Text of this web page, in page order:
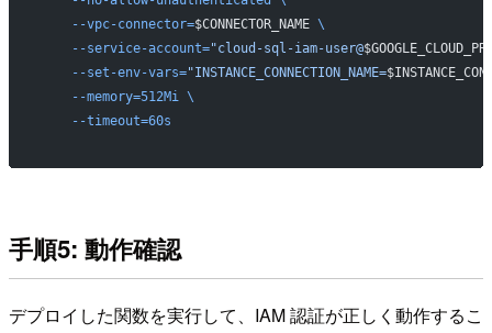
    --vpc-connector=
$CONNECTOR_NAME \
    --service-account=
"cloud-sql-iam-user@
    --set-env-vars=
"INSTANCE_CONNECTION_NAME=
    --memory=512Mi
\
    --timeout=60s
手順5: 動作確認
デプロイした関数を実行して、IAM 認証が正しく動作するこ